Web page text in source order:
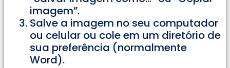
imagem”.
Salve a imagem no seu computador
ou celular ou cole em um diretório de
sua preferência (normalmente
Word).